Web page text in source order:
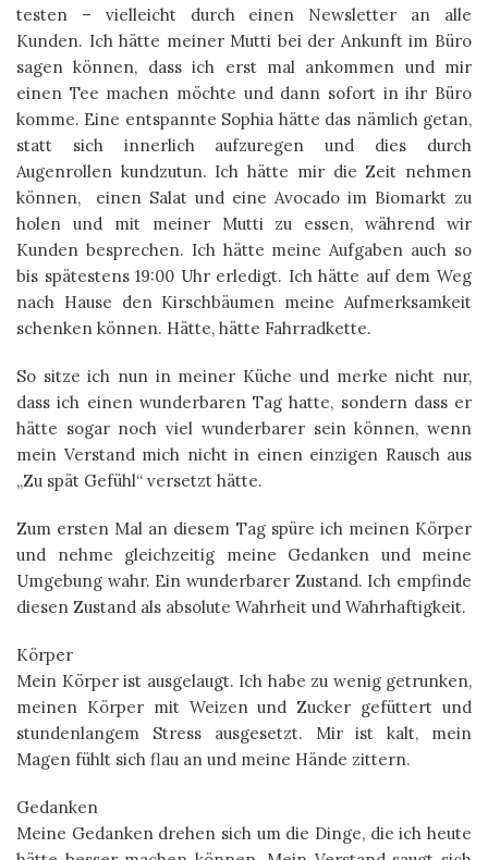
testen – vielleicht durch einen Newsletter an alle
Kunden. Ich hätte meiner Mutti bei der Ankunft im Büro
sagen können, dass ich erst mal ankommen und mir
einen Tee machen möchte und dann sofort in ihr Büro
komme. Eine entspannte Sophia hätte das nämlich getan,
statt sich innerlich aufzuregen und dies durch
Augenrollen kundzutun. Ich hätte mir die Zeit nehmen
können, einen Salat und eine Avocado im Biomarkt zu
holen und mit meiner Mutti zu essen, während wir
Kunden besprechen. Ich hätte meine Aufgaben auch so
bis spätestens 19:00 Uhr erledigt. Ich hätte auf dem Weg
nach Hause den Kirschbäumen meine Aufmerksamkeit
schenken können. Hätte, hätte Fahrradkette.
So sitze ich nun in meiner Küche und merke nicht nur,
dass ich einen wunderbaren Tag hatte, sondern dass er
hätte sogar noch viel wunderbarer sein können, wenn
mein Verstand mich nicht in einen einzigen Rausch aus
„Zu spät Gefühl“ versetzt hätte.
Zum ersten Mal an diesem Tag spüre ich meinen Körper
und nehme gleichzeitig meine Gedanken und meine
Umgebung wahr. Ein wunderbarer Zustand. Ich empfinde
diesen Zustand als absolute Wahrheit und Wahrhaftigkeit.
Körper
Mein Körper ist ausgelaugt. Ich habe zu wenig getrunken,
meinen Körper mit Weizen und Zucker gefüttert und
stundenlangem Stress ausgesetzt. Mir ist kalt, mein
Magen fühlt sich flau an und meine Hände zittern.
Gedanken
Meine Gedanken drehen sich um die Dinge, die ich heute